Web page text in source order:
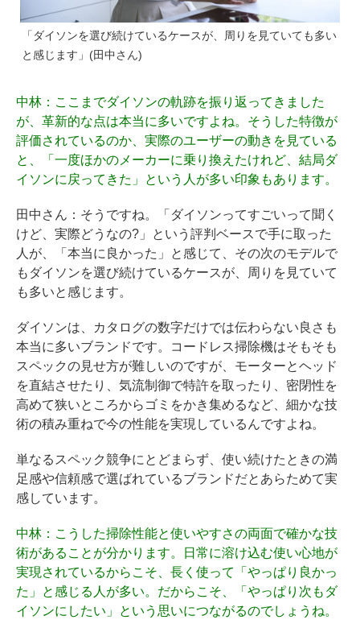
「ダイソンを選び続けているケースが、周りを見ていても多い
と感じます」(田中さん)
中林：ここまでダイソンの軌跡を振り返ってきました
が、革新的な点は本当に多いですよね。そうした特徴が
評価されているのか、実際のユーザーの動きを見ている
と、「一度ほかのメーカーに乗り換えたけれど、結局ダ
イソンに戻ってきた」という人が多い印象もあります。
田中さん ：そうですね。「ダイソンってすごいって聞く
けど、実際どうなの?」という評判ベースで手に取った
人が、「本当に良かった」と感じて、その次のモデルで
もダイソンを選び続けているケースが、周りを見ていて
も多いと感じます。
ダイソンは、カタログの数字だけでは伝わらない良さも
本当に多いブランドです。コードレス掃除機はそもそも
スペックの見せ方が難しいのですが、モーターとヘッド
を直結させたり、気流制御で特許を取ったり、密閉性を
高めて狭いところからゴミをかき集めるなど、細かな技
術の積み重ねで今の性能を実現しているんですよね。
単なるスペック競争にとどまらず、使い続けたときの満
足感や信頼感で選ばれているブランドだとあらためて実
感しています。
中林：こうした掃除性能と使いやすさの両面で確かな技
術があることが分かります。日常に溶け込む使い心地が
実現されているからこそ、長く使って「やっぱり良かっ
た」と感じる人が多い。だからこそ、「やっぱり次もダ
イソンにしたい」という思いにつながるのでしょうね。